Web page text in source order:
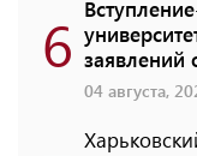
6 заявлений
04 августа,